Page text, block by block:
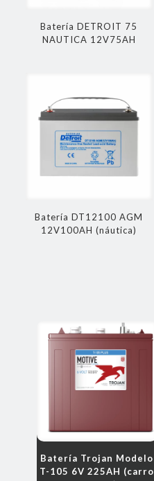
Batería DETROIT 75
NAUTICA 12V75AH
Batería DT12100 AGM
12V100AH (náutica)
Batería Trojan Modelo
T-105 6V 225AH (carro